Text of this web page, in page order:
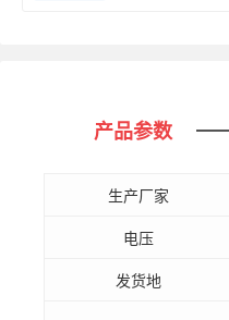
产品参数
生产厂家
电压
发货地